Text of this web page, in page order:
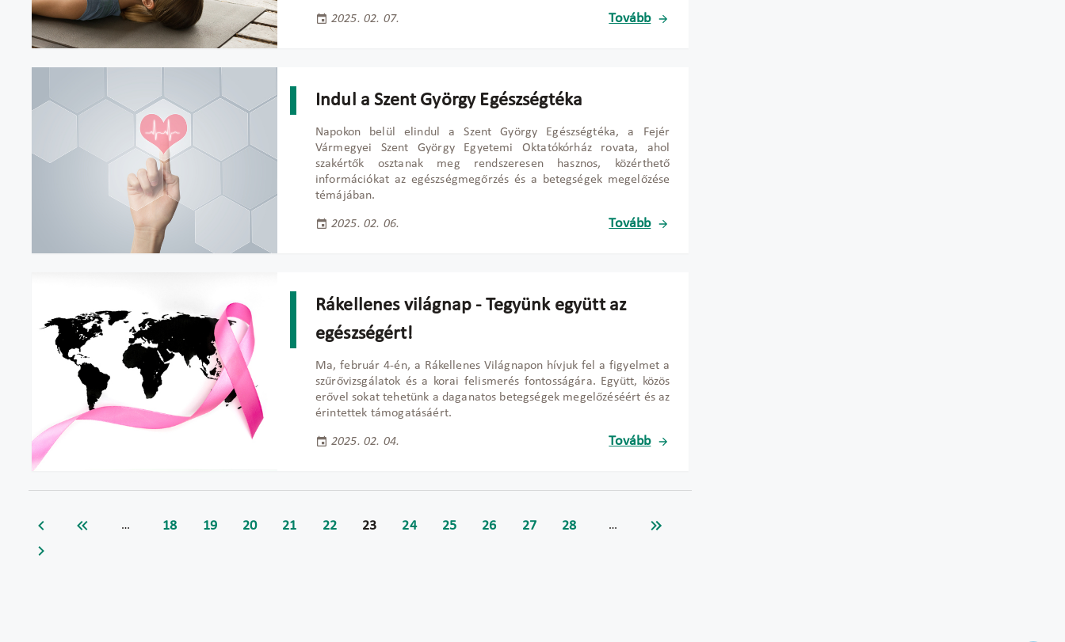
2025. 02. 07. Tovább
Indul a Szent György Egészségtéka
Napokon belül elindul a Szent György Egészségtéka, a Fejér
Vármegyei Szent György Egyetemi Oktatókórház rovata, ahol
szakértők osztanak meg rendszeresen hasznos, közérthető
információkat az egészségmegőrzés és a betegségek megelőzése
témájában.
2025. 02. 06. Tovább
Rákellenes világnap - Tegyünk együtt az
egészségért!
Ma, február 4-én, a Rákellenes Világnapon hívjuk fel a figyelmet a
szűrővizsgálatok és a korai felismerés fontosságára. Együtt, közös
erővel sokat tehetünk a daganatos betegségek megelőzéséért és az
érintettek támogatásáért.
2025. 02. 04. Tovább
… 18 19 20 21 22 23 24 25 26 27 28 …